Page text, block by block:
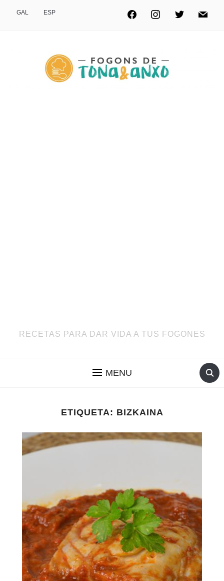
GAL ESP
RECETAS PARA DAR VIDA A TUS FOGONES
MENU
ETIQUETA: BIZKAINA